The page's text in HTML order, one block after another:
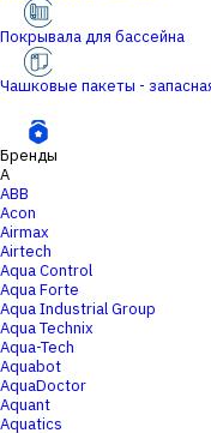
Покрывала для бассейна
Чашковые пакеты -
Бренды
A
ABB
Acon
Airmax
Airtech
Aqua Control
Aqua Forte
Aqua Industrial Group
Aqua Technix
Aqua-Tech
Aquabot
AquaDoctor
Aquant
Aquatics